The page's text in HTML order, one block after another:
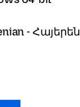
- Հայերեն